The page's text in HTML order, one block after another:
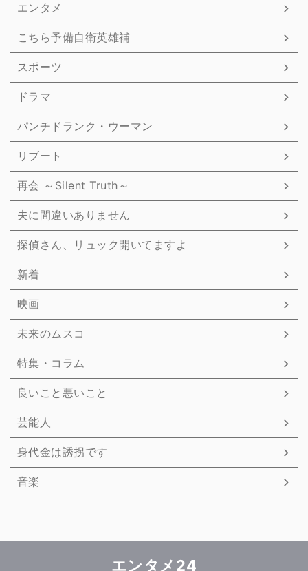
エンタメ
こちら予備自衛英雄補
スポーツ
ドラマ
パンチドランク・ウーマン
リブート
再会 ～Silent Truth～
夫に間違いありません
探偵さん、リュック開いてますよ
新着
映画
未来のムスコ
特集・コラム
良いこと悪いこと
芸能人
身代金は誘拐です
音楽
エンタメ24